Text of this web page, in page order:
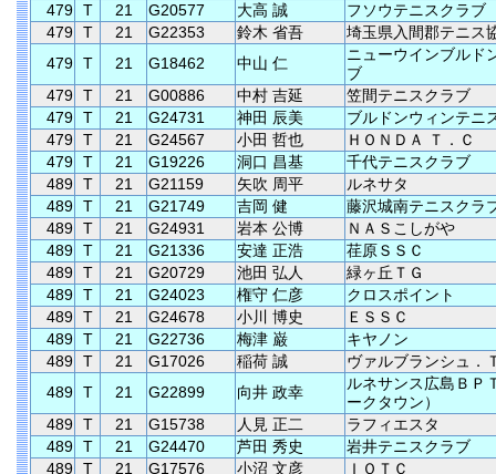
479 T 21 G20577 大高 誠
フソウテニスクラブ
479 T 21 G22353 鈴木 省吾
埼玉県入間郡テニス
479 T 21 G18462 中山 仁
ニューウインブルド
ブ
479 T 21 G00886 中村 吉延
笠間テニスクラブ
479 T 21 G24731 神田 辰美
ブルドンウィンテニ
479 T 21 G24567 小田 哲也
ＨＯＮＤＡ Ｔ．Ｃ
479 T 21 G19226 洞口 昌基
千代テニスクラブ
489 T 21 G21159 矢吹 周平
ルネサタ
489 T 21 G21749 吉岡 健
藤沢城南テニスクラ
489 T 21 G24931 岩本 公博
ＮＡＳこしがや
489 T 21 G21336 安達 正浩
荏原ＳＳＣ
489 T 21 G20729 池田 弘人
緑ヶ丘ＴＧ
489 T 21 G24023 権守 仁彦
クロスポイント
489 T 21 G24678 小川 博史
ＥＳＳＣ
489 T 21 G22736 梅津 巌
キヤノン
489 T 21 G17026 稲荷 誠
ヴァルブランシュ．
489 T 21 G22899 向井 政幸
ルネサンス広島ＢＰ
ークタウン）
489 T 21 G15738 人見 正二
ラフィエスタ
489 T 21 G24470 芦田 秀史
岩井テニスクラブ
489 T 21 G17576 小沼 文彦 ＩＯＴＣ